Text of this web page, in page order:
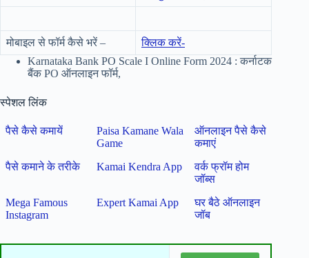
मोबाइल से फॉर्म कैसे भरें –
क्लिक करें-
Karnataka Bank PO Scale I Online Form 2024 : कर्नाटक
बैंक PO ऑनलाइन फॉर्म,
स्पेशल लिंक
पैसे कैसे कमायें
Paisa Kamane Wala
Game
ऑनलाइन पैसे कैसे
कमाएं
पैसे कमाने के तरीके
Kamai Kendra App
वर्क फ्रॉम होम
जॉब्स
Mega Famous
Instagram
Expert Kamai App
घर बैठे ऑनलाइन
जॉब